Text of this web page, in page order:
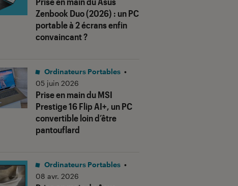
notes"
Zenbook Duo (2026) : un PC
portable à 2 écrans enfin
convaincant ?
Prise en main du MSI
Prestige 16 Flip AI+, un PC
convertible loin d’être
pantouflard
Ordinateurs Portables •
05 juin 2026
Ordinateurs Portables •
08 avr. 2026